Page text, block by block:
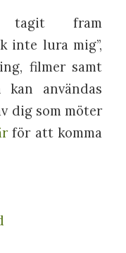
tagit fram
inte lura mig”,
filmer samt
kan användas
dig som möter
för att komma